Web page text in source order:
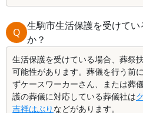
Q
生駒市生活保護を受けて
か？
生活保護を受けている場合、葬祭
可能性があります。葬儀を行う前
ずケースワーカーさん、または葬
護の葬儀に対応している葬儀社は
吉祥はぶり などがあります。